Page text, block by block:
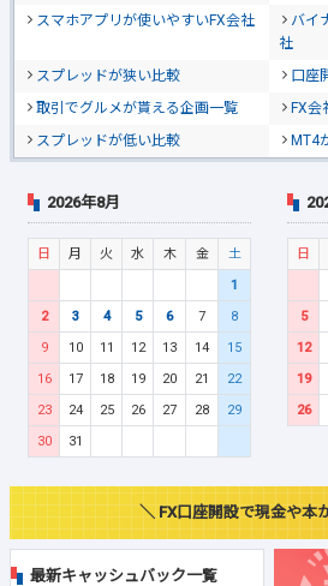
スマホアプリが使いやすいFX会社
バイ
社
スプレッドが狭い比較
口座
取引でグルメが貰える企画一覧
FX会
スプレッドが低い比較
MT4
2026年8月
日 月 火 水 木 金
土
1
2
3 4 5 6 7
8
9
10 11 12 13 14
15
16
17 18 19 20 21
22
23
24 25 26 27 28
29
30
31
日
5
12
19
26
＼ FX口座開設で現金や本
最新キャッシュバック一覧